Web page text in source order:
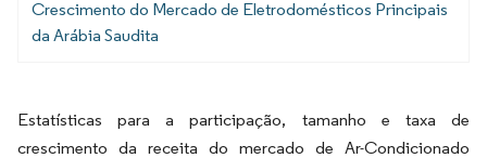
Crescimento do Mercado de Eletrodomésticos Principais
da Arábia Saudita
Estatísticas para a participação, tamanho e taxa de
crescimento da receita do mercado de Ar-Condicionado